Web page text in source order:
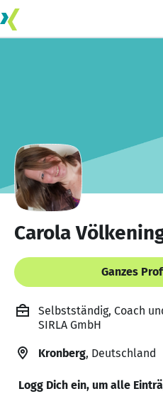
Carola
Ganzes
Selbstständig, Coach
SIRLA GmbH
Kronberg, Deutschland
Logg Dich ein, um alle